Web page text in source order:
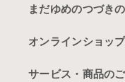
まだゆめのつづき
オンラインショッ
サービス・商品の